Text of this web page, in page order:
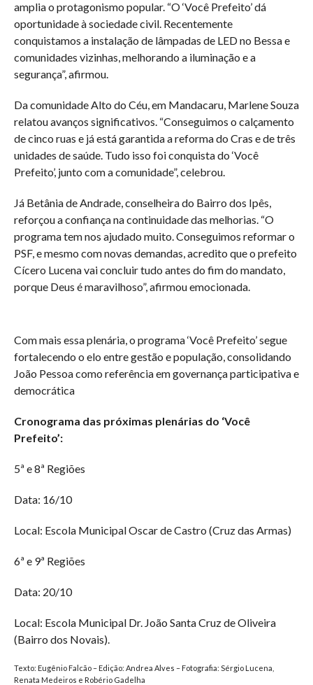
amplia o protagonismo popular. “O ‘Você Prefeito’ dá
oportunidade à sociedade civil. Recentemente
conquistamos a instalação de lâmpadas de LED no Bessa e
comunidades vizinhas, melhorando a iluminação e a
segurança”, afirmou.
Da comunidade Alto do Céu, em Mandacaru, Marlene Souza
relatou avanços significativos. “Conseguimos o calçamento
de cinco ruas e já está garantida a reforma do Cras e de três
unidades de saúde. Tudo isso foi conquista do ‘Você
Prefeito’, junto com a comunidade”, celebrou.
Já Betânia de Andrade, conselheira do Bairro dos Ipês,
reforçou a confiança na continuidade das melhorias. “O
programa tem nos ajudado muito. Conseguimos reformar o
PSF, e mesmo com novas demandas, acredito que o prefeito
Cícero Lucena vai concluir tudo antes do fim do mandato,
porque Deus é maravilhoso”, afirmou emocionada.
Com mais essa plenária, o programa ‘Você Prefeito’ segue
fortalecendo o elo entre gestão e população, consolidando
João Pessoa como referência em governança participativa e
democrática
Cronograma das próximas plenárias do ‘Você
Prefeito’:
5ª e 8ª Regiões
Data: 16/10
Local: Escola Municipal Oscar de Castro (Cruz das Armas)
6ª e 9ª Regiões
Data: 20/10
Local: Escola Municipal Dr. João Santa Cruz de Oliveira
(Bairro dos Novais).
Texto: Eugênio Falcão – Edição: Andrea Alves – Fotografia: Sérgio Lucena,
Renata Medeiros e Robério Gadelha